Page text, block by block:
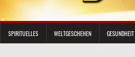
SPIRITUELLES WELTGESCHEHEN GESUNDHEIT